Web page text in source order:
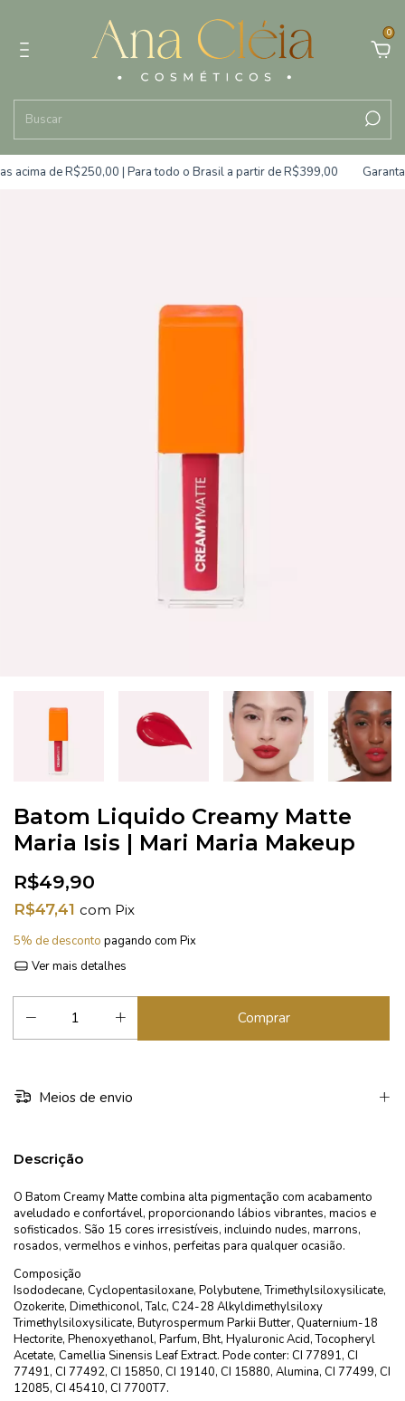
0
de R$250,00 | Para todo o Brasil a partir de R$399,00 Garanta
Batom Liquido Creamy Matte
Maria Isis | Mari Maria Makeup
R$49,90
R$47,41 com Pix
5% de desconto pagando com Pix
Ver mais detalhes
Meios de envio
Descrição
O Batom Creamy Matte combina alta pigmentação com acabamento
aveludado e confortável, proporcionando lábios vibrantes, macios e
sofisticados. São 15 cores irresistíveis, incluindo nudes, marrons,
rosados, vermelhos e vinhos, perfeitas para qualquer ocasião.
Composição
Isododecane, Cyclopentasiloxane, Polybutene, Trimethylsiloxysilicate,
Ozokerite, Dimethiconol, Talc, C24-28 Alkyldimethylsiloxy
Trimethylsiloxysilicate, Butyrospermum Parkii Butter, Quaternium-18
Hectorite, Phenoxyethanol, Parfum, Bht, Hyaluronic Acid, Tocopheryl
Acetate, Camellia Sinensis Leaf Extract. Pode conter: CI 77891, CI
77491, CI 77492, CI 15850, CI 19140, CI 15880, Alumina, CI 77499, CI
12085, CI 45410, CI 7700T7.